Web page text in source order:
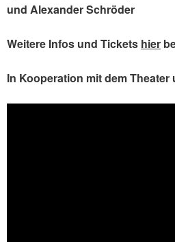
und Alexander Schröder
Weitere Infos und Tickets hier
In Kooperation mit dem Theater